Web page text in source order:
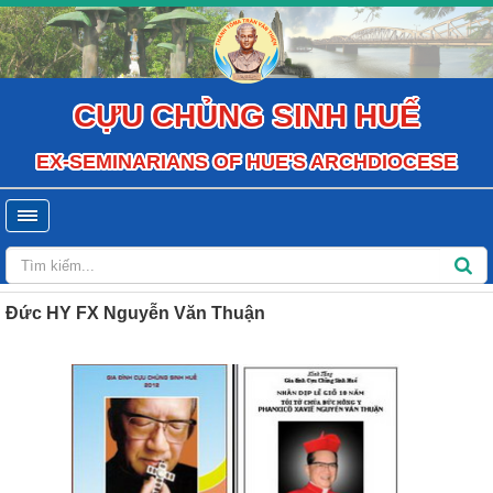
CỰU CHỦNG SINH HUẾ
EX-SEMINARIANS OF HUE'S ARCHDIOCESE
Đức HY FX Nguyễn Văn Thuận